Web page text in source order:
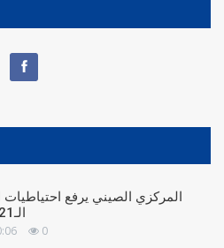
المركزي الصيني يرفع
الـ21 على التوالي
0